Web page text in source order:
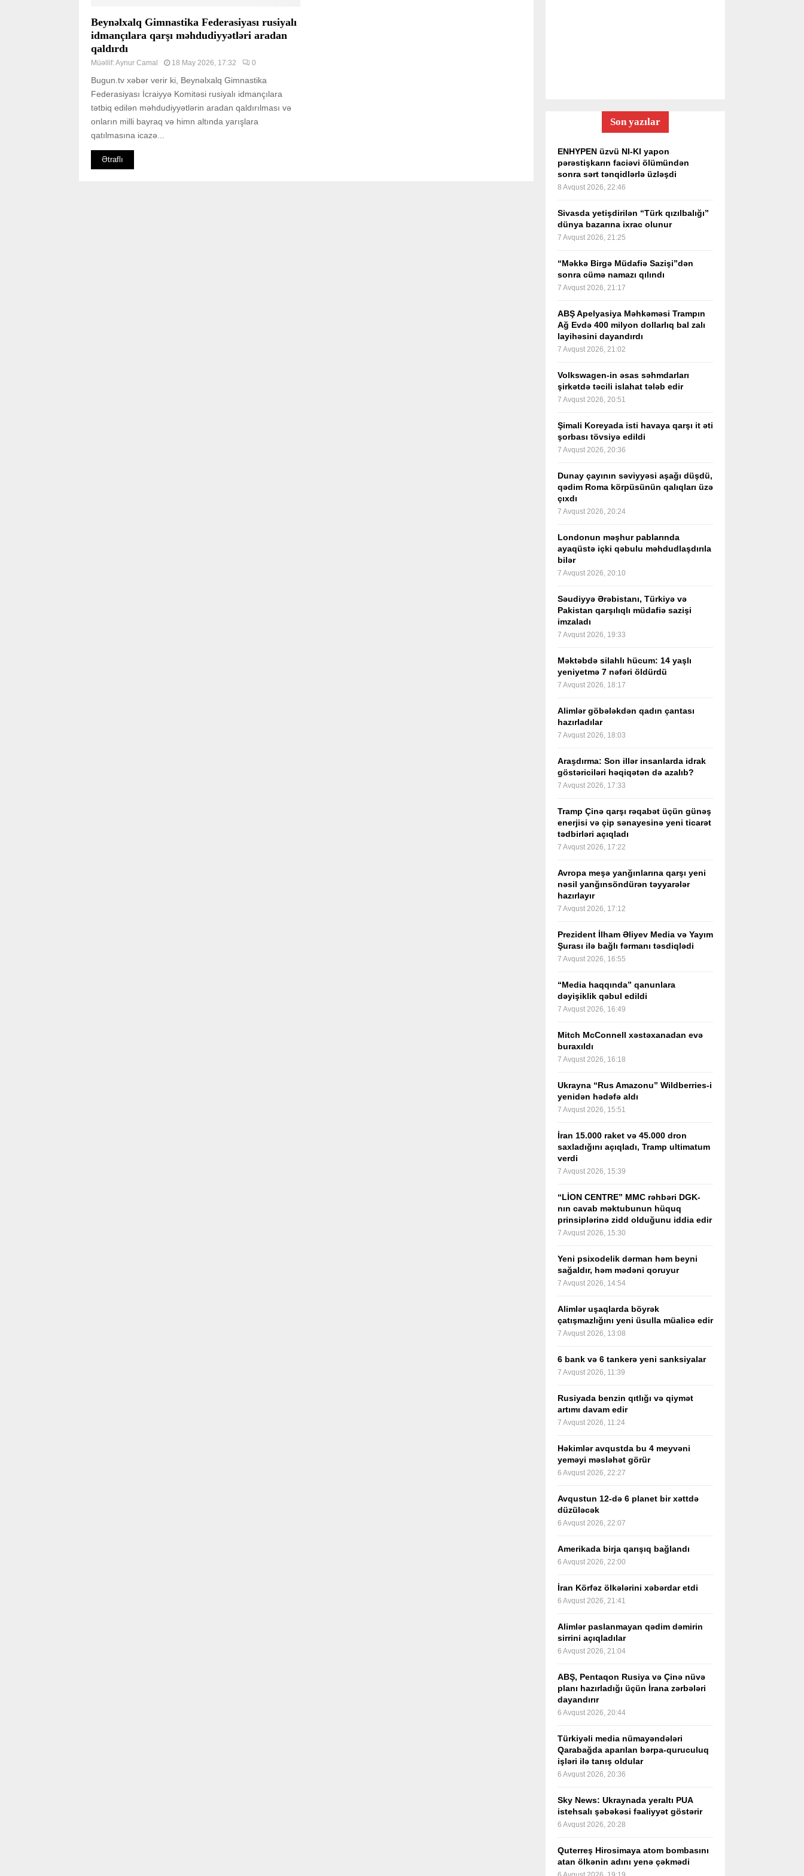
Beynəlxalq Gimnastika Federasiyası rusiyalı
idmançılara qarşı məhdudiyyətləri aradan
qaldırdı
Müəllif:Aynur Camal 18 May 2026, 17:32 0
Bugun.tv xəbər verir ki, Beynəlxalq Gimnastika
Federasiyası İcraiyyə Komitəsi rusiyalı idmançılara
tətbiq edilən məhdudiyyətlərin aradan qaldırılması və
onların milli bayraq və himn altında yarışlara
qatılmasına icazə...
Ətraflı
Son yazılar
ENHYPEN üzvü NI-KI yapon
pərəstişkarın faciəvi ölümündən
sonra sərt tənqidlərlə üzləşdi
8 Avqust 2026, 22:46
Sivasda yetişdirilən “Türk qızılbalığı”
dünya bazarına ixrac olunur
7 Avqust 2026, 21:25
“Məkkə Birgə Müdafiə Sazişi”dən
sonra cümə namazı qılındı
7 Avqust 2026, 21:17
ABŞ Apelyasiya Məhkəməsi Trampın
Ağ Evdə 400 milyon dollarlıq bal zalı
layihəsini dayandırdı
7 Avqust 2026, 21:02
Volkswagen-in əsas səhmdarları
şirkətdə təcili islahat tələb edir
7 Avqust 2026, 20:51
Şimali Koreyada isti havaya qarşı it əti
şorbası tövsiyə edildi
7 Avqust 2026, 20:36
Dunay çayının səviyyəsi aşağı düşdü,
qədim Roma körpüsünün qalıqları üzə
çıxdı
7 Avqust 2026, 20:24
Londonun məşhur pablarında
ayaqüstə içki qəbulu məhdudlaşdırıla
bilər
7 Avqust 2026, 20:10
Səudiyyə Ərəbistanı, Türkiyə və
Pakistan qarşılıqlı müdafiə sazişi
imzaladı
7 Avqust 2026, 19:33
Məktəbdə silahlı hücum: 14 yaşlı
yeniyetmə 7 nəfəri öldürdü
7 Avqust 2026, 18:17
Alimlər göbələkdən qadın çantası
hazırladılar
7 Avqust 2026, 18:03
Araşdırma: Son illər insanlarda idrak
göstəriciləri həqiqətən də azalıb?
7 Avqust 2026, 17:33
Tramp Çinə qarşı rəqabət üçün günəş
enerjisi və çip sənayesinə yeni ticarət
tədbirləri açıqladı
7 Avqust 2026, 17:22
Avropa meşə yanğınlarına qarşı yeni
nəsil yanğınsöndürən təyyarələr
hazırlayır
7 Avqust 2026, 17:12
Prezident İlham Əliyev Media və Yayım
Şurası ilə bağlı fərmanı təsdiqlədi
7 Avqust 2026, 16:55
“Media haqqında” qanunlara
dəyişiklik qəbul edildi
7 Avqust 2026, 16:49
Mitch McConnell xəstəxanadan evə
buraxıldı
7 Avqust 2026, 16:18
Ukrayna “Rus Amazonu” Wildberries-i
yenidən hədəfə aldı
7 Avqust 2026, 15:51
İran 15.000 raket və 45.000 dron
saxladığını açıqladı, Tramp ultimatum
verdi
7 Avqust 2026, 15:39
“LİON CENTRE” MMC rəhbəri DGK-
nın cavab məktubunun hüquq
prinsiplərinə zidd olduğunu iddia edir
7 Avqust 2026, 15:30
Yeni psixodelik dərman həm beyni
sağaldır, həm mədəni qoruyur
7 Avqust 2026, 14:54
Alimlər uşaqlarda böyrək
çatışmazlığını yeni üsulla müalicə edir
7 Avqust 2026, 13:08
6 bank və 6 tankerə yeni sanksiyalar
7 Avqust 2026, 11:39
Rusiyada benzin qıtlığı və qiymət
artımı davam edir
7 Avqust 2026, 11:24
Həkimlər avqustda bu 4 meyvəni
yeməyi məsləhət görür
6 Avqust 2026, 22:27
Avqustun 12-də 6 planet bir xəttdə
düzüləcək
6 Avqust 2026, 22:07
Amerikada birja qarışıq bağlandı
6 Avqust 2026, 22:00
İran Körfəz ölkələrini xəbərdar etdi
6 Avqust 2026, 21:41
Alimlər paslanmayan qədim dəmirin
sirrini açıqladılar
6 Avqust 2026, 21:04
ABŞ, Pentaqon Rusiya və Çinə nüvə
planı hazırladığı üçün İrana zərbələri
dayandırır
6 Avqust 2026, 20:44
Türkiyəli media nümayəndələri
Qarabağda aparılan bərpa-quruculuq
işləri ilə tanış oldular
6 Avqust 2026, 20:36
Sky News: Ukraynada yeraltı PUA
istehsalı şəbəkəsi fəaliyyət göstərir
6 Avqust 2026, 20:28
Quterreş Hirosimaya atom bombasını
atan ölkənin adını yenə çəkmədi